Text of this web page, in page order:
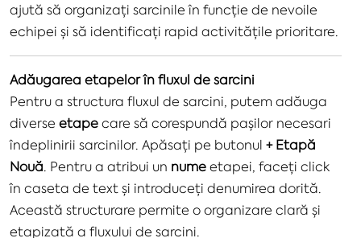
ajută să organizați sarcinile în funcție de nevoile
echipei și să identificați rapid activitățile prioritare.
Adăugarea etapelor în fluxul de sarcini
Pentru a structura fluxul de sarcini, putem adăuga
diverse etape care să corespundă pașilor necesari
îndeplinirii sarcinilor. Apăsați pe butonul + Etapă
Nouă. Pentru a atribui un nume etapei, faceți click
în caseta de text și introduceți denumirea dorită.
Această structurare permite o organizare clară și
etapizată a fluxului de sarcini.